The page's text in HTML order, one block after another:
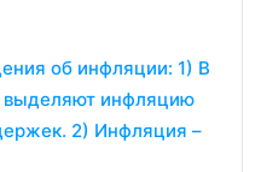
об инфляции: 1) В
выделяют инфляцию
2) Инфляция –